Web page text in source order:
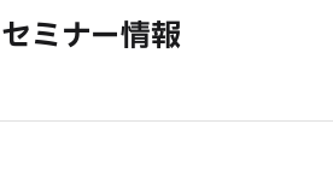
セミナー情報